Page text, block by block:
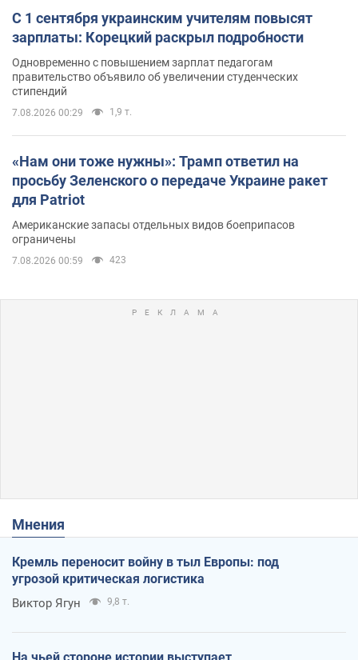
С 1 сентября украинским учителям повысят
зарплаты: Корецкий раскрыл подробности
Одновременно с повышением зарплат педагогам
правительство объявило об увеличении студенческих
стипендий
7.08.2026 00:29 1,9 т.
«Нам они тоже нужны»: Трамп ответил на
просьбу Зеленского о передаче Украине ракет
для Patriot
Американские запасы отдельных видов боеприпасов
ограничены
7.08.2026 00:59 423
Мнения
Кремль переносит войну в тыл Европы: под
угрозой критическая логистика
Виктор Ягун 9,8 т.